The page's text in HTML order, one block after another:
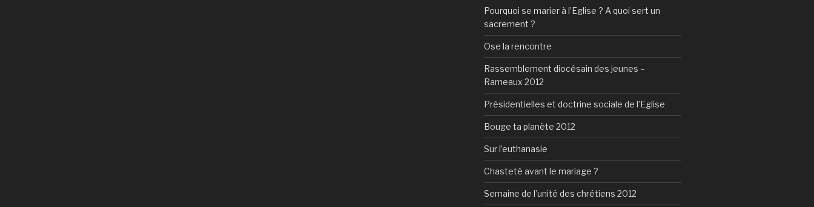
Pourquoi se marier à l’Eglise ? A quoi sert un
sacrement ?
Ose la rencontre
Rassemblement diocésain des jeunes –
Rameaux 2012
Présidentielles et doctrine sociale de l’Eglise
Bouge ta planète 2012
Sur l’euthanasie
Chasteté avant le mariage ?
Semaine de l’unité des chrétiens 2012